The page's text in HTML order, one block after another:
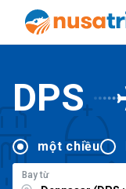
DPS
một chiều
Bay từ